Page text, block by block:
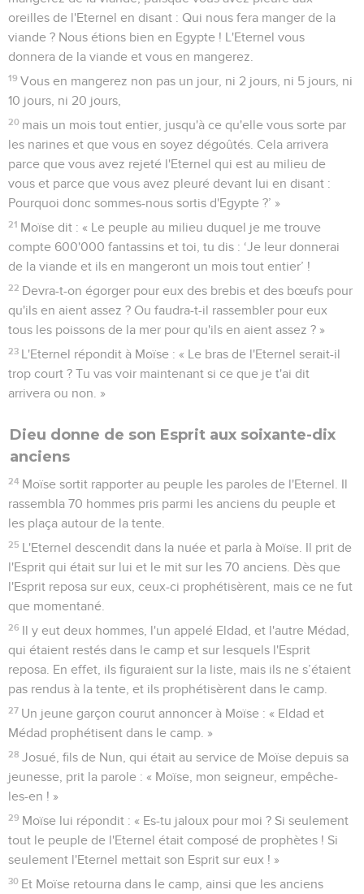
oreilles de l'Eternel en disant : Qui nous fera manger de la
viande ? Nous étions bien en Egypte ! L'Eternel vous
donnera de la viande et vous en mangerez.
19 Vous en mangerez non pas un jour, ni 2 jours, ni 5 jours, ni
10 jours, ni 20 jours,
20 mais un mois tout entier, jusqu'à ce qu'elle vous sorte par
les narines et que vous en soyez dégoûtés. Cela arrivera
parce que vous avez rejeté l'Eternel qui est au milieu de
vous et parce que vous avez pleuré devant lui en disant :
Pourquoi donc sommes-nous sortis d'Egypte ?’ »
21 Moïse dit : « Le peuple au milieu duquel je me trouve
compte 600'000 fantassins et toi, tu dis : ‘Je leur donnerai
de la viande et ils en mangeront un mois tout entier’ !
22 Devra-t-on égorger pour eux des brebis et des bœufs pour
qu'ils en aient assez ? Ou faudra-t-il rassembler pour eux
tous les poissons de la mer pour qu'ils en aient assez ? »
23 L'Eternel répondit à Moïse : « Le bras de l'Eternel serait-il
trop court ? Tu vas voir maintenant si ce que je t'ai dit
arrivera ou non. »
Dieu donne de son Esprit aux soixante-dix
anciens
24 Moïse sortit rapporter au peuple les paroles de l'Eternel. Il
rassembla 70 hommes pris parmi les anciens du peuple et
les plaça autour de la tente.
25 L'Eternel descendit dans la nuée et parla à Moïse. Il prit de
l'Esprit qui était sur lui et le mit sur les 70 anciens. Dès que
l'Esprit reposa sur eux, ceux-ci prophétisèrent, mais ce ne fut
que momentané.
26 Il y eut deux hommes, l'un appelé Eldad, et l'autre Médad,
qui étaient restés dans le camp et sur lesquels l'Esprit
reposa. En effet, ils figuraient sur la liste, mais ils ne s’étaient
pas rendus à la tente, et ils prophétisèrent dans le camp.
27 Un jeune garçon courut annoncer à Moïse : « Eldad et
Médad prophétisent dans le camp. »
28 Josué, fils de Nun, qui était au service de Moïse depuis sa
jeunesse, prit la parole : « Moïse, mon seigneur, empêche-
les-en ! »
29 Moïse lui répondit : « Es-tu jaloux pour moi ? Si seulement
tout le peuple de l'Eternel était composé de prophètes ! Si
seulement l'Eternel mettait son Esprit sur eux ! »
30 Et Moïse retourna dans le camp, ainsi que les anciens